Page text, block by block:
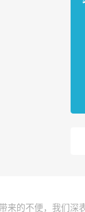
来的不便，我们深